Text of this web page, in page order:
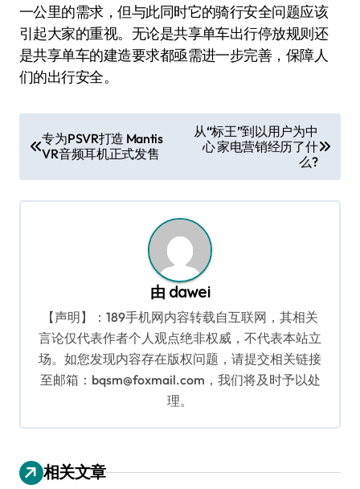
一公里的需求，但与此同时它的骑行安全问题应该
引起大家的重视。无论是共享单车出行停放规则还
是共享单车的建造要求都亟需进一步完善，保障人
们的出行安全。
章
导
航
专为PSVR打造 Mantis
VR音频耳机正式发售
从“标王”到以用户为中
心 家电营销经历了什
么?
由 dawei
【声明】：189手机网内容转载自互联网，其相关
言论仅代表作者个人观点绝非权威，不代表本站立
场。如您发现内容存在版权问题，请提交相关链接
至邮箱：bqsm@foxmail.com，我们将及时予以处
理。
相关文章